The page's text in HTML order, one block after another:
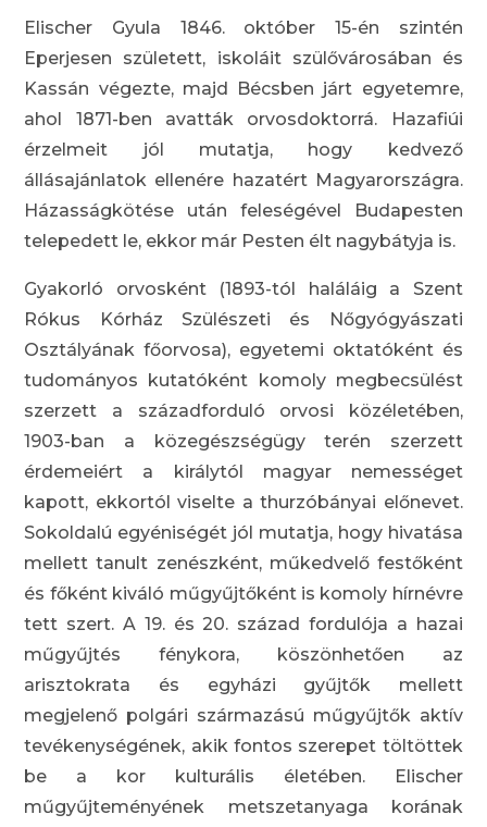
Elischer Gyula 1846. október 15-én szintén
Eperjesen született, iskoláit szülővárosában és
Kassán végezte, majd Bécsben járt egyetemre,
ahol 1871-ben avatták orvosdoktorrá. Hazafiúi
érzelmeit jól mutatja, hogy kedvező
állásajánlatok ellenére hazatért Magyarországra.
Házasságkötése után feleségével Budapesten
telepedett le, ekkor már Pesten élt nagybátyja is.
Gyakorló orvosként (1893-tól haláláig a Szent
Rókus Kórház Szülészeti és Nőgyógyászati
Osztályának főorvosa), egyetemi oktatóként és
tudományos kutatóként komoly megbecsülést
szerzett a századforduló orvosi közéletében,
1903-ban a közegészségügy terén szerzett
érdemeiért a királytól magyar nemességet
kapott, ekkortól viselte a thurzóbányai előnevet.
Sokoldalú egyéniségét jól mutatja, hogy hivatása
mellett tanult zenészként, műkedvelő festőként
és főként kiváló műgyűjtőként is komoly hírnévre
tett szert. A 19. és 20. század fordulója a hazai
műgyűjtés fénykora, köszönhetően az
arisztokrata és egyházi gyűjtők mellett
megjelenő polgári származású műgyűjtők aktív
tevékenységének, akik fontos szerepet töltöttek
be a kor kulturális életében. Elischer
műgyűjteményének metszetanyaga korának